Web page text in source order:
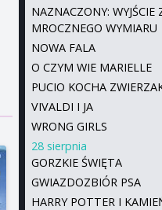
NAZNACZONY: WYJŚCIE
MROCZNEGO WYMIARU
NOWA FALA
O CZYM WIE MARIELLE
PUCIO KOCHA
VIVALDI I JA
WRONG GIRLS
28 sierpnia
GORZKIE ŚWIĘTA
GWIAZDOZBIÓR PSA
HARRY POTTER I